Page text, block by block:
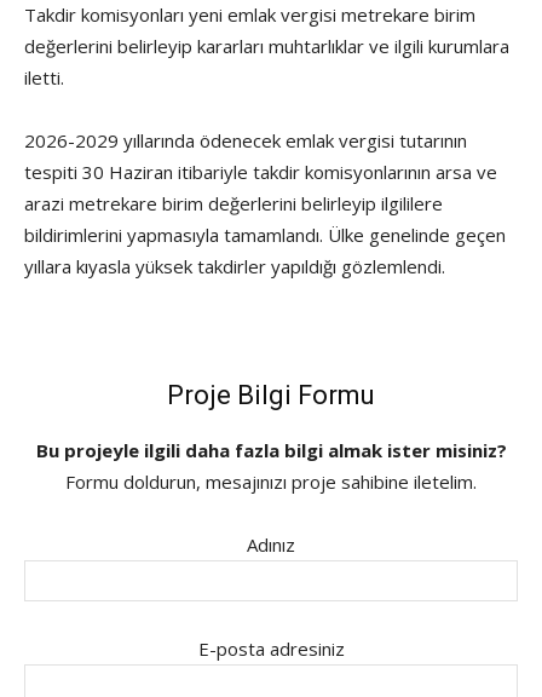
Takdir komisyonları yeni emlak vergisi metrekare birim
değerlerini belirleyip kararları muhtarlıklar ve ilgili kurumlara
iletti.
2026-2029 yıllarında ödenecek emlak vergisi tutarının
tespiti 30 Haziran itibariyle takdir komisyonlarının arsa ve
arazi metrekare birim değerlerini belirleyip ilgililere
bildirimlerini yapmasıyla tamamlandı. Ülke genelinde geçen
yıllara kıyasla yüksek takdirler yapıldığı gözlemlendi.
Proje Bilgi Formu
Bu projeyle ilgili daha fazla bilgi almak ister misiniz?
Formu doldurun, mesajınızı proje sahibine iletelim.
Adınız
E-posta adresiniz